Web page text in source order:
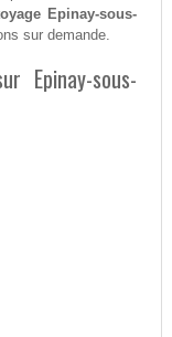
Epinay-sous-
sur demande.
Epinay-sous-